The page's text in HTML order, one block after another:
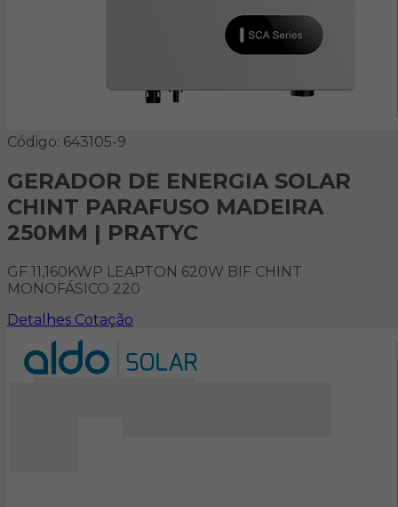
Código: 643105-9
GERADOR DE ENERGIA SOLAR
CHINT PARAFUSO MADEIRA
250MM | PRATYC
GF 11,160KWP LEAPTON 620W BIF CHINT
MONOFÁSICO 220
Detalhes Cotação